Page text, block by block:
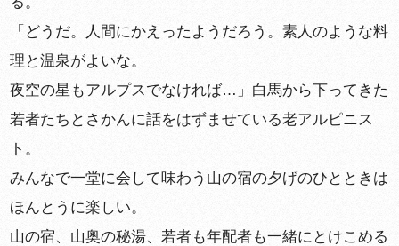
「どうだ。人間にかえったようだろう。素人のような料
理と温泉がよいな。
夜空の星もアルプスでなければ…」白馬から下ってきた
若者たちとさかんに話をはずませている老アルピニス
ト。
みんなで一堂に会して味わう山の宿の夕げのひとときは
ほんとうに楽しい。
山の宿、山奥の秘湯、若者も年配者も一緒にとけこめる